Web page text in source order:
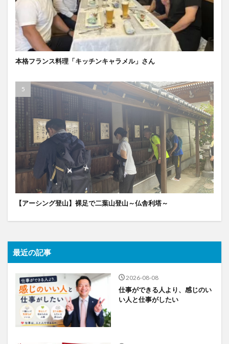
本格フランス料理「キッチンキャラメル」さん
【アーシング登山】裸足で二葉山登山～仏舎利塔～
最近の記事
2026-08-08
仕事ができる人より、感じのい
い人と仕事がしたい